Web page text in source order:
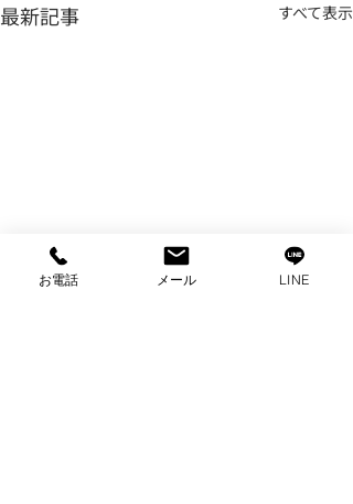
最新記事 すべて表示
お電話 メール LINE